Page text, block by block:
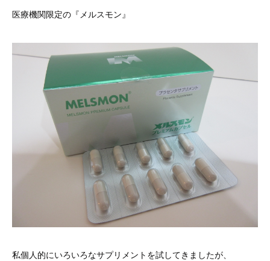
医療機関限定の『メルスモン』
私個人的にいろいろなサプリメントを試してきましたが、